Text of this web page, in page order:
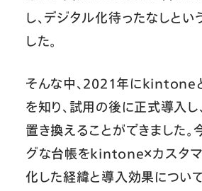
し、デジタル化待ったなしとい
した。
そんな中、2021年にkintone
を知り、試用の後に正式導入
置き換えることができました。
グな台帳をkintone×カスタ
化した経緯と導入効果につい